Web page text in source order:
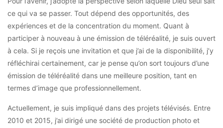
ce qui va se passer. Tout dépend des opportunités, des
expériences et de la concentration du moment. Quant à
participer à nouveau à une émission de téléréalité, je suis ouvert
à cela. Si je reçois une invitation et que j’ai de la disponibilité, j’y
réfléchirai certainement, car je pense qu’on sort toujours d’une
émission de téléréalité dans une meilleure position, tant en
termes d’image que professionnellement.
Actuellement, je suis impliqué dans des projets télévisés. Entre
2010 et 2015, j’ai dirigé une société de production photo et